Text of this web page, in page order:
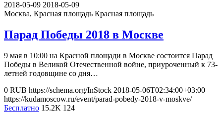
2018-05-09 2018-05-09
Москва, Красная площадь Красная площадь
Парад Победы 2018 в Москве
9 мая в 10:00 на Красной площади в Москве состоится Парад
Победы в Великой Отечественной войне, приуроченный к 73-
летней годовщине со дня…
0 RUB https://schema.org/InStock 2018-05-06T02:34:00+03:00
https://kudamoscow.ru/event/parad-pobedy-2018-v-moskve/
Бесплатно 15.2K 124